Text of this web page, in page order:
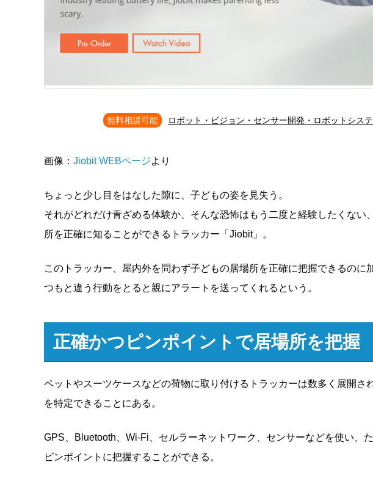
無料相談可能 ロボット・ビジョン・センサー開発・ロボットシス
画像： Jiobit WEBページより
ちょっと少し目をはなした隙に、子どもの姿を見失う。
それがどれだけ青ざめる体験か、そんな恐怖はもう二度と経験したくない
所を正確に知ることができるトラッカー「Jiobit」。
このトラッカー、屋内外を問わず子どもの居場所を正確に把握できるの
つもと違う行動をとると親にアラートを送ってくれるという。
正確かつピンポイントで居場所を把握
ペットやスーツケースなどの荷物に取り付けるトラッカーは数多く展開さ
を特定できることにある。
GPS、Bluetooth、Wi-Fi、セルラーネットワーク、センサーなどを使い、
ピンポイントに把握することができる。